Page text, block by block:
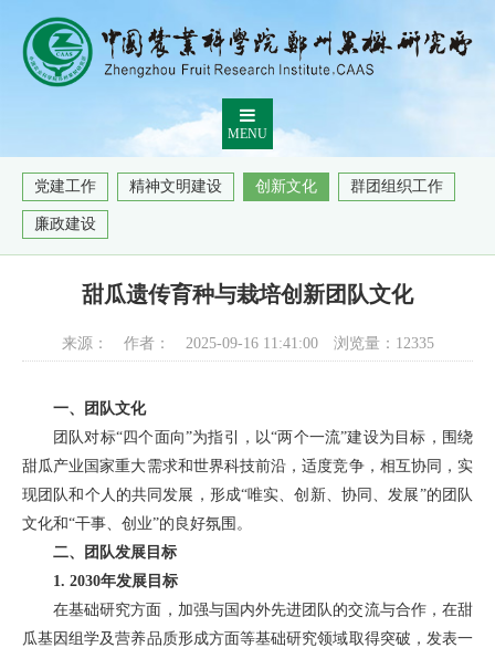
MENU
党建工作 精神文明建设 创新文化 群团组织工作
廉政建设
甜瓜遗传育种与栽培创新团队文化
来源： 作者： 2025-09-16 11:41:00 浏览量： 12335
一、团队文化
团队对标“四个面向”为指引，以“两个一流”建设为目标，围绕
甜瓜产业国家重大需求和世界科技前沿，适度竞争，相互协同，实
现团队和个人的共同发展，形成“唯实、创新、协同、发展”的团队
文化和“干事、创业”的良好氛围。
二、团队发展目标
1. 2030年发展目标
在基础研究方面，加强与国内外先进团队的交流与合作，在甜
瓜基因组学及营养品质形成方面等基础研究领域取得突破，发表一